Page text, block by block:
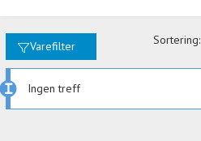
Varefilter Sortering:
Ingen treff